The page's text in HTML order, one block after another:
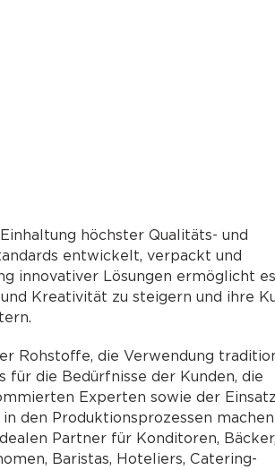
höchster Qualitäts- und
entwickelt, verpackt und
innovativer Lösungen ermöglicht es
Kreativität zu steigern und ihre
Rohstoffe, die Verwendung
für die Bedürfnisse der Kunden, die
Experten sowie der Einsatz
den Produktionsprozessen machen
Partner für Konditoren, Bäcker,
Baristas, Hoteliers, Catering-